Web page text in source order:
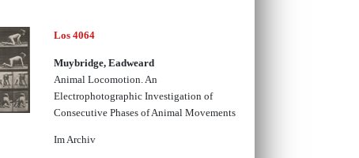
Los 4064
Muybridge, Eadweard
Animal Locomotion. An
Electrophotographic Investigation of
Consecutive Phases of Animal Movements
Im Archiv